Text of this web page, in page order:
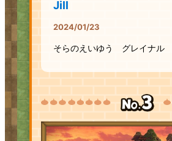
Jill
2024/01/23
そらのえいゆう グレイナル